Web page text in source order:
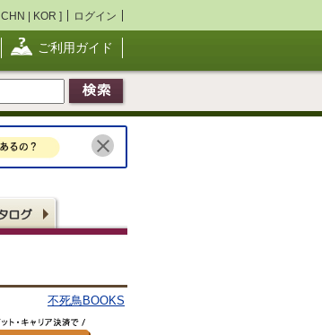
CHN | KOR ] ログイン
ご利用ガイド
不死鳥BOOKS